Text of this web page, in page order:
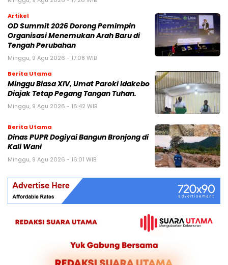
Artikel
OD Summit 2026 Dorong Pemimpin
Organisasi Menemukan Arah Baru di
Tengah Perubahan
Minggu, 9 Agu 2026 - 17:08 WIB
Berita Utama
Minggu Biasa XIV, Umat Paroki Idakebo
Diajak Tetap Pegang Tangan Tuhan.
Minggu, 9 Agu 2026 - 16:42 WIB
Berita Utama
Dinas PUPR Dogiyai Bangun Bronjong di
Kali Wani
Minggu, 9 Agu 2026 - 16:01 WIB